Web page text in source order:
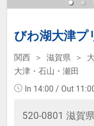
びわ湖大津プ
関西 滋賀県
大津・石山・瀬田
In 14:00 / Out
520-0801 滋賀